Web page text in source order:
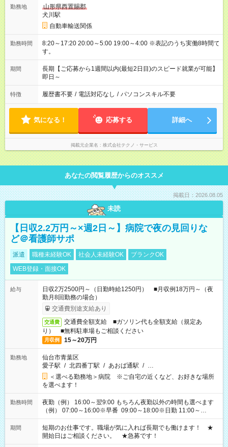
勤務地
山形県西置賜郡
犬川駅
自動車輸送関係
勤務時間
8:20～17:20 20:00～5:00 19:00～4:00 ※表記のうち実働8時間で
す。
期間
長期【ご応募から1週間以内(最短2日目)のスピード就業が可能】
即日～
特徴 履歴書不要 / 電話対応なし / パソコンスキル不要
気になる！ 応募する 詳細へ
掲載元企業名 株式会社テクノ・サービス
あなたの閲覧履歴からのオススメ
掲載日：2026.08.05
未読
【日収2.2万円～×週2日～】病院で夜の見回りな
ど＠看護師サポ
派遣 職種未経験OK 社会人未経験OK
ブランクOK
WEB登録・面接OK
給与
日収2万2500円～（日勤時給1250円） ■月収例18万円～（夜
勤月8回勤務の場合）
交通費別途支給あり
交通費
交通費全額支給 ■ガソリン代も全額支給（規定あ
り） ■無料駐車場もご相談ください
月収例 15～20万円
勤務地
仙台市青葉区
愛子駅 / 北四番丁駅 / あおば通駅 / …
＜選べる勤務地＞病院 ※ご自宅の近くなど、お好きな場所
を選べます！
勤務時間
夜勤（例） 16:00～翌9:00 もちろん夜勤以外の時間も選べます
（例） 07:00～16:00※早番 09:00～18:00※日勤 11:00～
20:00※遅番 ※時間は、固定・選べる施設もあるので、ご希望が
あれば調整できます！ ※シフト制。勤務地により実働時間が異
なります。★家庭の都合でお休みが必要な場合も遠慮なくご相
談ください。
期間
短期のお仕事です。職場が気に入れば長期でも働けます！ ★
開始日はご相談ください。 ★急募です！